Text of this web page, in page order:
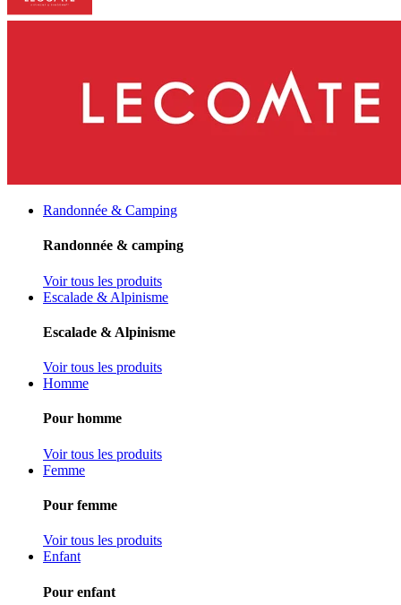
Randonnée & Camping
Randonnée & camping
Voir tous les produits
Escalade & Alpinisme
Escalade & Alpinisme
Voir tous les produits
Homme
Pour homme
Voir tous les produits
Femme
Pour femme
Voir tous les produits
Enfant
Pour enfant